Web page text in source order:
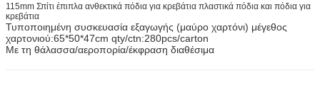
115mm Σπίτι έπιπλα ανθεκτικά πόδια για κρεβάτια πλαστικά πόδια και πόδια για
κρεβάτια
Τυποποιημένη συσκευασία εξαγωγής (μαύρο χαρτόνι) μέγεθος
χαρτονιού:65*50*47cm qty/ctn:280pcs/carton
Με τη θάλασσα/αεροπορία/έκφραση διαθέσιμα